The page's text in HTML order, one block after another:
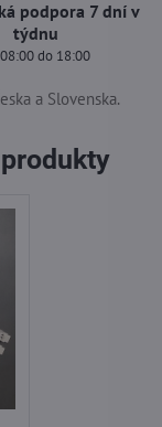
podpora 7 dní v
týdnu
do 18:00
a Slovenska.